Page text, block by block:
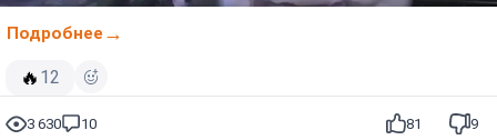
Подробнее
🔥 12
3 630 10 81 9